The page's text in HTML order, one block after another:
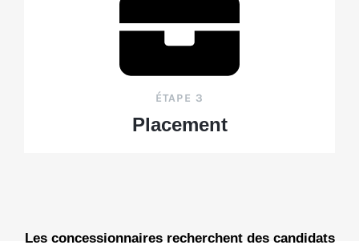
ÉTAPE 3
Placement
Les concessionnaires recherchent des candidats